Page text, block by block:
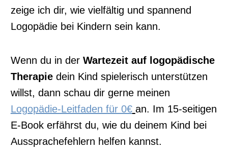
zeige ich dir, wie vielfältig und spannend
Logopädie bei Kindern sein kann.
Wenn du in der Wartezeit auf logopädische
Therapiedein Kind spielerisch unterstützen
willst, dann schau dir gerne meinen
Logopädie-Leitfaden für 0€ an. Im 15-seitigen
E-Book erfährst du, wie du deinem Kind bei
Aussprachefehlern helfen kannst.